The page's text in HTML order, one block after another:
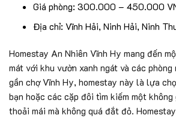
Giá phòng: 300.000 – 450.000
Địa chỉ: Vĩnh Hải, Ninh Hải, Ninh
Homestay An Nhiên Vĩnh Hy mang đến
mát với khu vườn xanh ngát và các phòng
gần chợ Vĩnh Hy, homestay này là lựa
bạn hoặc các cặp đôi tìm kiếm một không
thoải mái mà không quá đắt đỏ.